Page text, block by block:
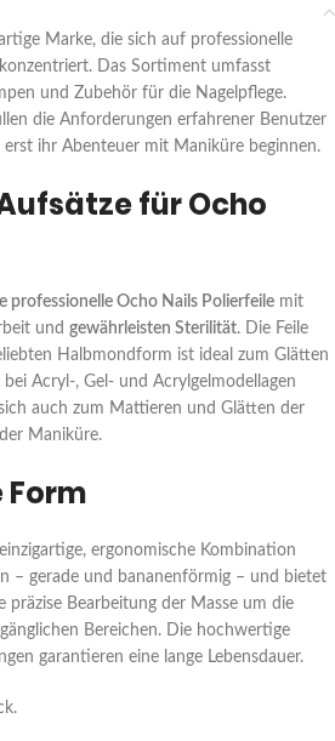
Marke, die sich auf professionelle
Das Sortiment umfasst
und Zubehör für die Nagelpflege.
die Anforderungen erfahrener Benutzer
erst ihr Abenteuer mit Maniküre beginnen.
für Ocho
professionelle Ocho Nails Polierfeile mit
und gewährleisten Sterilität. Die Feile
Halbmondform ist ideal zum Glätten
Acryl-, Gel- und Acrylgelmodellagen
auch zum Mattieren und Glätten der
Maniküre.
Form
ergonomische Kombination
– gerade und bananenförmig – und bietet
präzise Bearbeitung der Masse um die
Bereichen. Die hochwertige
garantieren eine lange Lebensdauer.